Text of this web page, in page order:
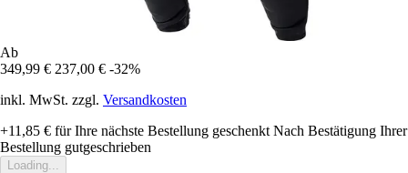
Ab
349,99 € 237,00 € -32%
inkl. MwSt. zzgl. Versandkosten
+11,85 € für Ihre nächste Bestellung geschenkt Nach Bestätigung Ihrer
Bestellung gutgeschrieben
Loading...